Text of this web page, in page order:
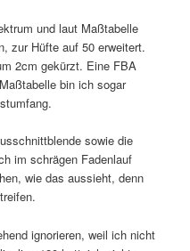
und laut Maßtabelle
zur Hüfte auf 50 erweitert.
2cm gekürzt. Eine FBA
bin ich sogar
sowie die
im schrägen Fadenlauf
wie das aussieht, denn
ignorieren, weil ich nicht